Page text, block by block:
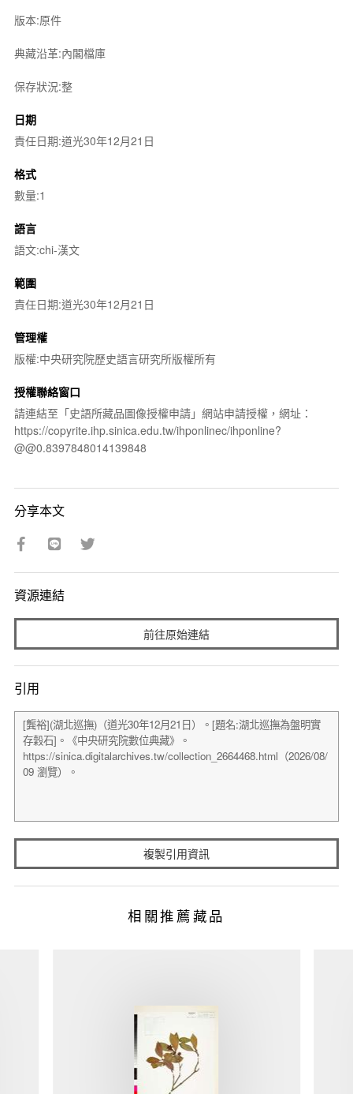
版本:原件
典藏沿革:內閣檔庫
保存狀況:整
日期
責任日期:道光30年12月21日
格式
數量:1
語言
語文:chi-漢文
範圍
責任日期:道光30年12月21日
管理權
版權:中央研究院歷史語言研究所版權所有
授權聯絡窗口
請連結至「史語所藏品圖像授權申請」網站申請授權，網址：
https://copyrite.ihp.sinica.edu.tw/ihponlinec/ihponline?
@@0.8397848014139848
分享本文
資源連結
前往原始連結
引用
複製引用資訊
相關推薦藏品